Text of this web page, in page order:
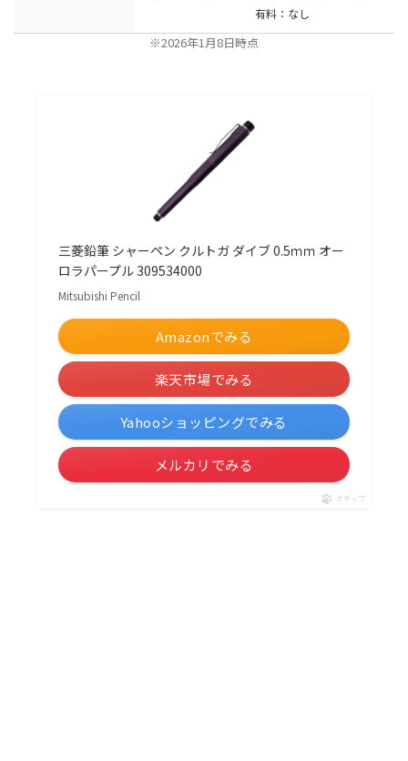
有料：なし
※2026年1月8日時点
三菱鉛筆 シャーペン クルトガ ダイブ 0.5ｍｍ オー
ロラパープル 309534000
Mitsubishi Pencil
Amazonでみる
楽天市場でみる
Yahooショッピングでみる
メルカリでみる
ポチップ